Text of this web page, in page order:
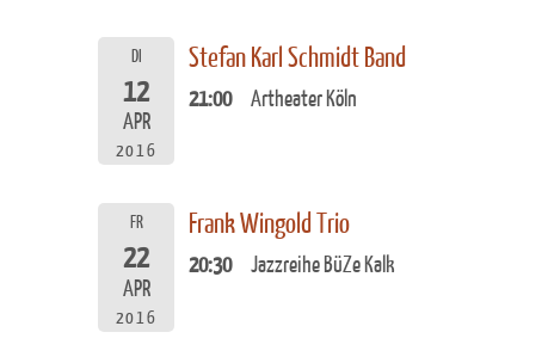
DI
12
APR
2016
Stefan Karl Schmidt Band
21:00 Artheater Köln
FR
22
APR
2016
Frank Wingold Trio
20:30 Jazzreihe BüZe Kalk